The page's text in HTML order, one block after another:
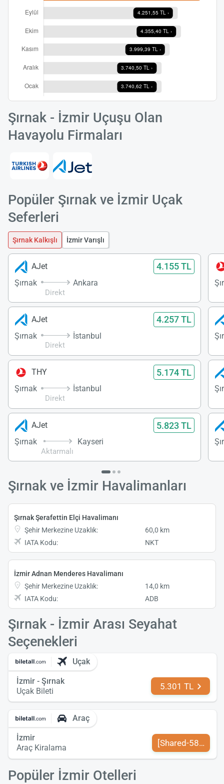
Şırnak - İzmir Uçuşu Olan
Havayolu Firmaları
Popüler Şırnak ve İzmir Uçak
Seferleri
Şırnak Kalkışlı İzmir Varışlı
AJet 4.155 TL
Şırnak
Direkt
Ankara
AJet 4.257 TL
Şırnak
Direkt
İstanbul
THY 5.174 TL
Şırnak
Direkt
İstanbul
AJet 5.823 TL
Şırnak
Aktarmalı
Kayseri
Şırnak ve İzmir Havalimanları
Şırnak Şerafettin Elçi Havalimanı
Şehir Merkezine Uzaklık:
60,0 km
IATA Kodu:
NKT
İzmir Adnan Menderes Havalimanı
Şehir Merkezine Uzaklık:
14,0 km
IATA Kodu:
ADB
Şırnak - İzmir Arası Seyahat
Seçenekleri
Uçak
İzmir - Şırnak
Uçak Bileti
5.301 TL
Araç
İzmir
Araç Kiralama
[Shared-589-tr-
Popüler İzmir Otelleri